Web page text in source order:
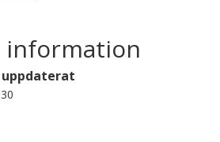
information
uppdaterat